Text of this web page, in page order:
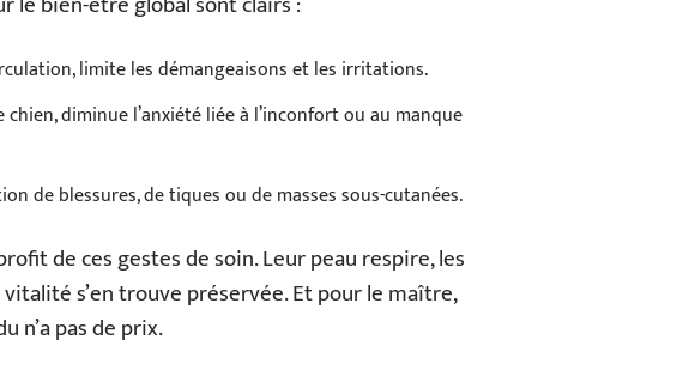
limite les démangeaisons et les irritations.
diminue l’anxiété liée à l’inconfort ou au manque
de blessures, de tiques ou de masses sous-cutanées.
de ces gestes de soin. Leur peau respire, les
s’en trouve préservée. Et pour le maître,
n’a pas de prix.